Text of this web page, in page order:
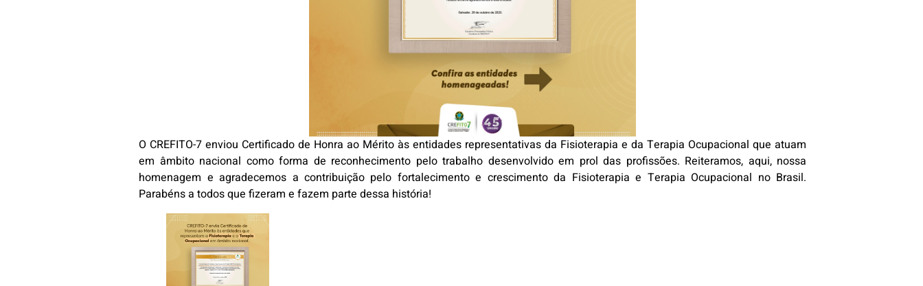
O CREFITO-7 enviou Certificado de Honra ao Mérito às entidades representativas da Fisioterapia e da Terapia Ocupacional que atuam
em âmbito nacional como forma de reconhecimento pelo trabalho desenvolvido em prol das profissões. Reiteramos, aqui, nossa
homenagem e agradecemos a contribuição pelo fortalecimento e crescimento da Fisioterapia e Terapia Ocupacional no Brasil.
Parabéns a todos que fizeram e fazem parte dessa história!